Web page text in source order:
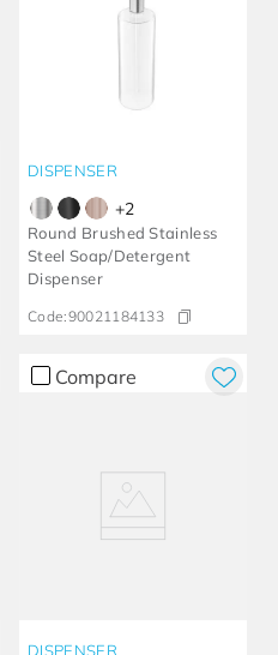
DISPENSER
+2
Round Brushed Stainless
Steel Soap/Detergent
Dispenser
Code:90021184133
Compare
DISPENSER